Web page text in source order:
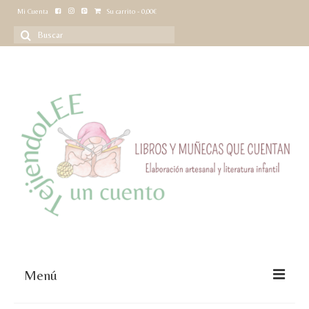
Mi Cuenta Su carrito - 0,00€
Buscar
por:
Menú